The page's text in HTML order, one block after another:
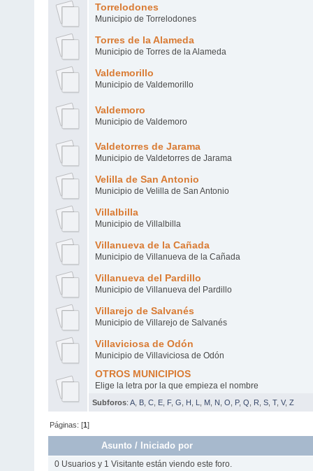
Torrelodones
Municipio de Torrelodones
Torres de la Alameda
Municipio de Torres de la Alameda
Valdemorillo
Municipio de Valdemorillo
Valdemoro
Municipio de Valdemoro
Valdetorres de Jarama
Municipio de Valdetorres de Jarama
Velilla de San Antonio
Municipio de Velilla de San Antonio
Villalbilla
Municipio de Villalbilla
Villanueva de la Cañada
Municipio de Villanueva de la Cañada
Villanueva del Pardillo
Municipio de Villanueva del Pardillo
Villarejo de Salvanés
Municipio de Villarejo de Salvanés
Villaviciosa de Odón
Municipio de Villaviciosa de Odón
OTROS MUNICIPIOS
Elige la letra por la que empieza el nombre
Subforos: A B C E F, G H L M N O P, Q R S T, V, Z
Páginas: [1]
Asunto / Iniciado por
0 Usuarios y 1 Visitante están viendo este foro.